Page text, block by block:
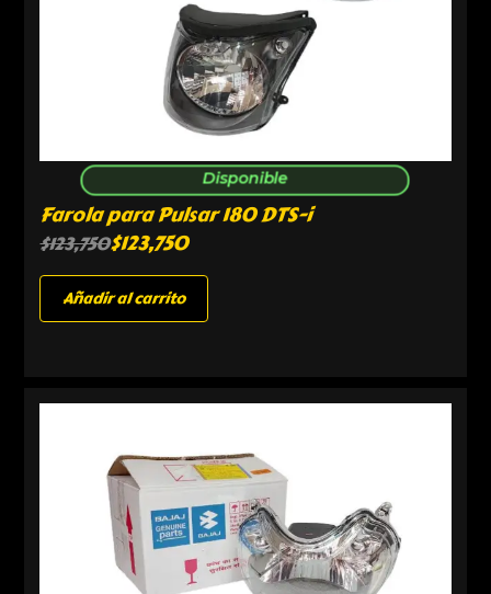
Disponible
Farola para Pulsar 180 DTS-i
$123,750$123,750
Añadir al carrito